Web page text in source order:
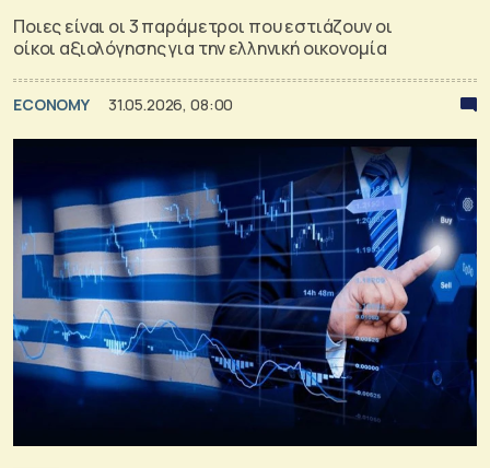
Ποιες είναι οι 3 παράμετροι που εστιάζουν οι
οίκοι αξιολόγησης για την ελληνική οικονομία
ECONOMY 31.05.2026, 08:00